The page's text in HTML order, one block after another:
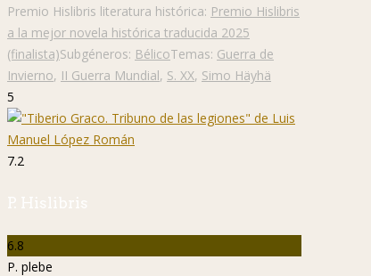
Premio Hislibris literatura histórica: Premio Hislibris
a la mejor novela histórica traducida 2025
(finalista)Subgéneros: BélicoTemas: Guerra de
Invierno, II Guerra Mundial, S. XX, Simo Häyhä
5
7.2
P. Hislibris
6.8
P. plebe